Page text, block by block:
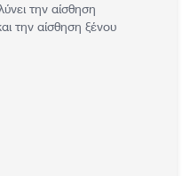
την αίσθηση
την αίσθηση ξένου